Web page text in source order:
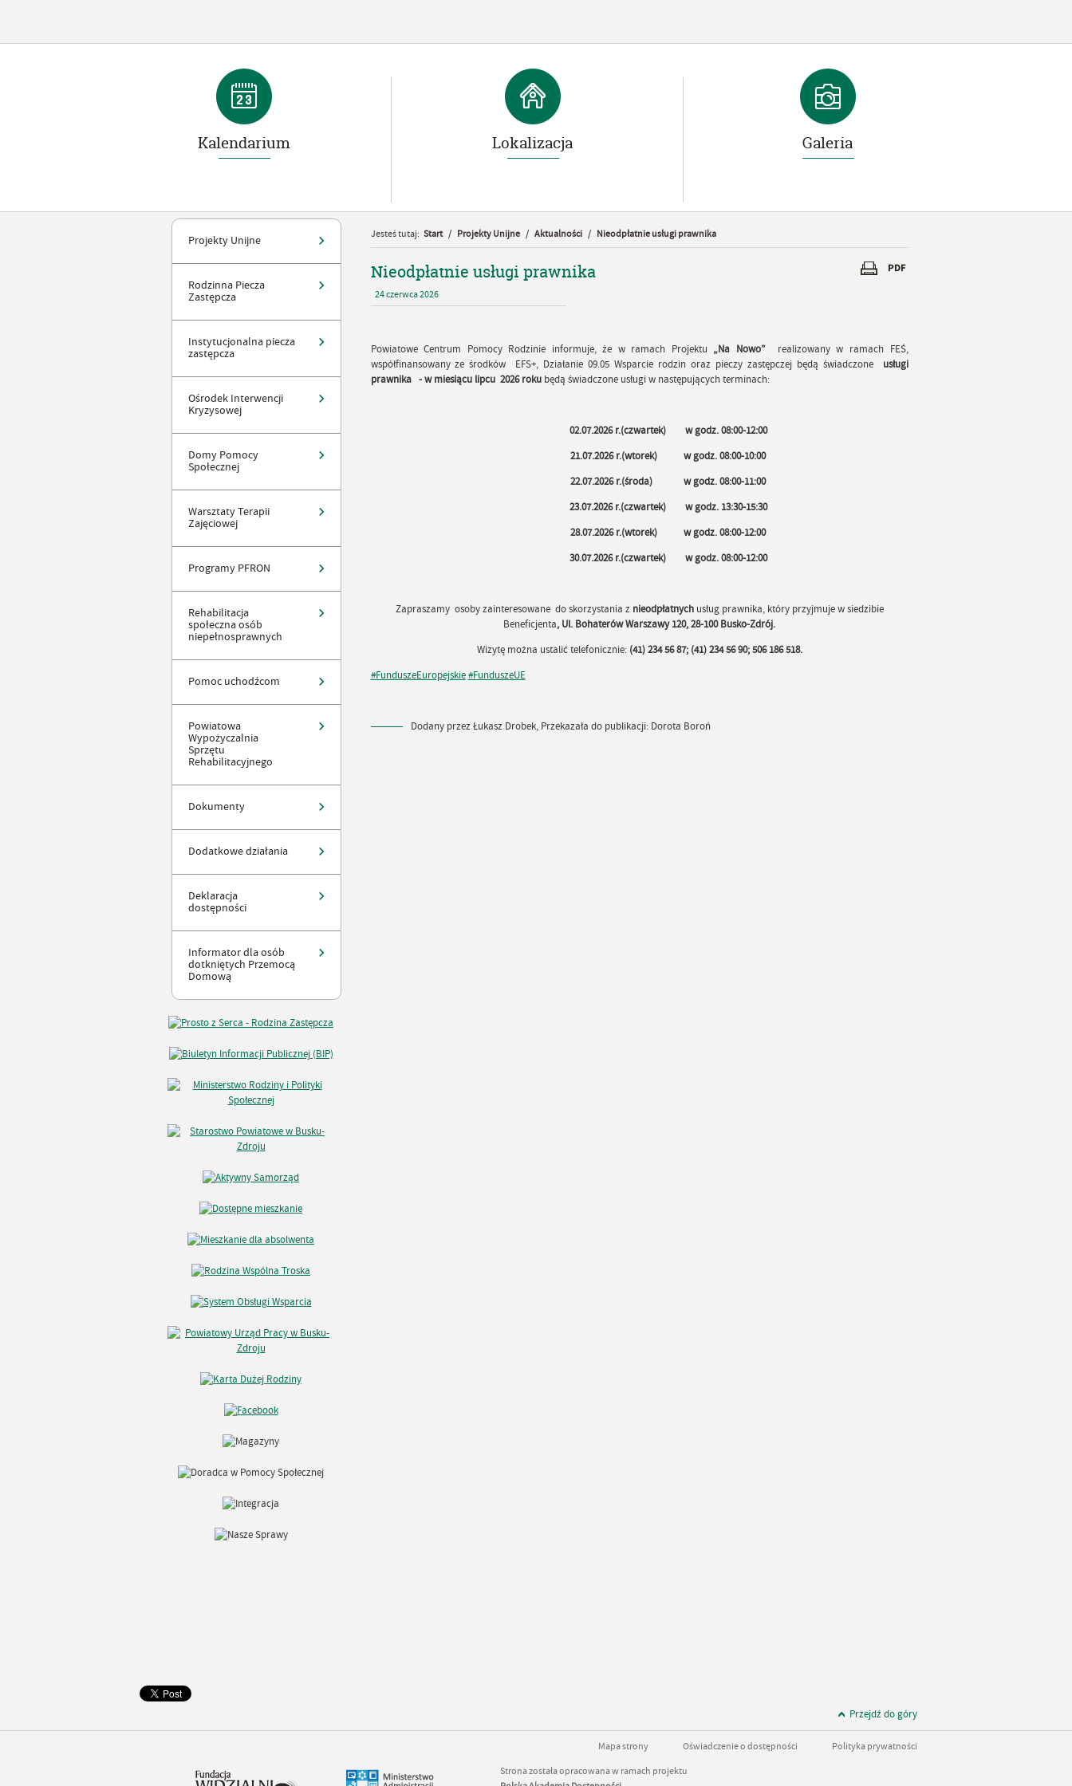
Kalendarium Lokalizacja Galeria
Projekty Unijne
Rodzinna Piecza
Zastępcza
Instytucjonalna piecza
zastępcza
Ośrodek Interwencji
Kryzysowej
Domy Pomocy
Społecznej
Warsztaty Terapii
Zajęciowej
Programy PFRON
Rehabilitacja
społeczna osób
niepełnosprawnych
Pomoc uchodźcom
Powiatowa
Wypożyczalnia
Sprzętu
Rehabilitacyjnego
Dokumenty
Dodatkowe działania
Deklaracja
dostępności
Informator dla osób
dotkniętych Przemocą
Domową
Jesteś tutaj: Start / Projekty Unijne / Aktualności / Nieodpłatnie usługi prawnika
Nieodpłatnie usługi prawnika
24czerwca2026
Powiatowe Centrum Pomocy Rodzinie informuje, że w ramach Projektu „Na Nowo”realizowany w ramach FEŚ,
współfinansowany ze środków EFS+, Działanie 09.05 Wsparcie rodzin oraz pieczy zastępczej będą świadczone usługi
prawnika -wmiesiącu lipcu 2026 roku będą świadczone usługi w następujących terminach:
02.07.2026 r.(czwartek) w godz. 08:00-12:00
21.07.2026 r.(wtorek) w godz. 08:00-10:00
22.07.2026 r.(środa) w godz. 08:00-11:00
23.07.2026 r.(czwartek) w godz. 13:30-15:30
28.07.2026 r.(wtorek) w godz. 08:00-12:00
30.07.2026 r.(czwartek) w godz. 08:00-12:00
Zapraszamy osoby zainteresowane do skorzystania z nieodpłatnychusług prawnika, który przyjmuje w siedzibie
Beneficjenta, Ul. Bohaterów Warszawy 120, 28-100 Busko-Zdrój.
Wizytę można ustalić telefonicznie:(41) 234 56 87; (41) 234 56 90; 506 186 518.
#FunduszeEuropejskie #FunduszeUE
Dodany przez Łukasz Drobek, Przekazała do publikacji: Dorota Boroń
Przejdź do góry
Mapa strony Oświadczenie o dostępności Polityka prywatności
Strona została opracowana w ramach projektu